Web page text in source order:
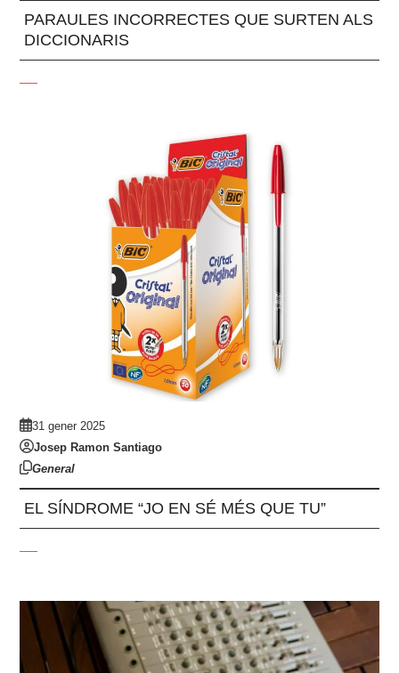
PARAULES INCORRECTES QUE SURTEN ALS
DICCIONARIS
31 gener 2025
Josep Ramon Santiago
General
EL SÍNDROME “JO EN SÉ MÉS QUE TU”